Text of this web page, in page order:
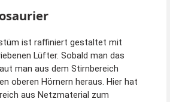
ist raffiniert gestaltet mit
Lüfter. Sobald man das
man aus dem Stirnbereich
oberen Hörnern heraus. Hier hat
aus Netzmaterial zum